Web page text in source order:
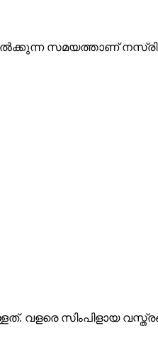
നിൽക്കുന്ന സമയത്താണ്
വളരെ സിംപിളായ